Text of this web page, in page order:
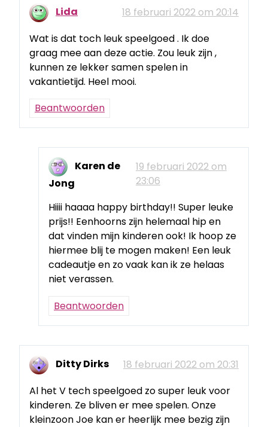
Lida
18 februari 2022 om 20:14
Wat is dat toch leuk speelgoed . Ik doe
graag mee aan deze actie. Zou leuk zijn ,
kunnen ze lekker samen spelen in
vakantietijd. Heel mooi.
Beantwoorden
Karen de
Jong
19 februari 2022 om
23:06
Hiiii haaaa happy birthday!! Super leuke
prijs!! Eenhoorns zijn helemaal hip en
dat vinden mijn kinderen ook! Ik hoop ze
hiermee blij te mogen maken! Een leuk
cadeautje en zo vaak kan ik ze helaas
niet verassen.
Beantwoorden
Ditty Dirks
18 februari 2022 om 20:31
Al het V tech speelgoed zo super leuk voor
kinderen. Ze bliven er mee spelen. Onze
kleinzoon Joe kan er heerlijk mee bezig zijn